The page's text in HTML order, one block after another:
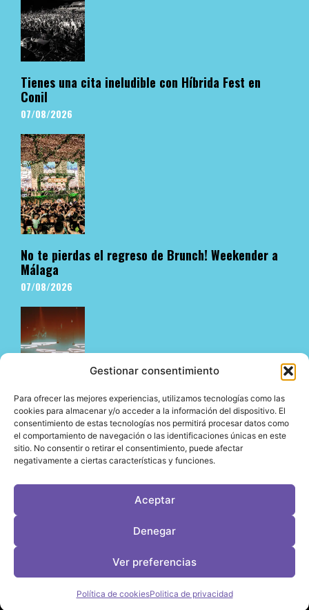
Gestionar consentimiento
Para ofrecer las mejores experiencias, utilizamos tecnologías como las
cookies para almacenar y/o acceder a la información del dispositivo. El
consentimiento de estas tecnologías nos permitirá procesar datos como
el comportamiento de navegación o las identificaciones únicas en este
sitio. No consentir o retirar el consentimiento, puede afectar
negativamente a ciertas características y funciones.
Aceptar
Denegar
Ver preferencias
Política de cookiesPolitica de privacidad
Tienes una cita ineludible con Híbrida Fest en
Conil
07/08/2026
No te pierdas el regreso de Brunch! Weekender a
Málaga
07/08/2026
El underground en Ibiza es cosa de Pyramid
06/08/2026
Desarrollo web por OrigenDigitalContacto: info@leviragetv
Política de CookiesPolítica de Privacidad